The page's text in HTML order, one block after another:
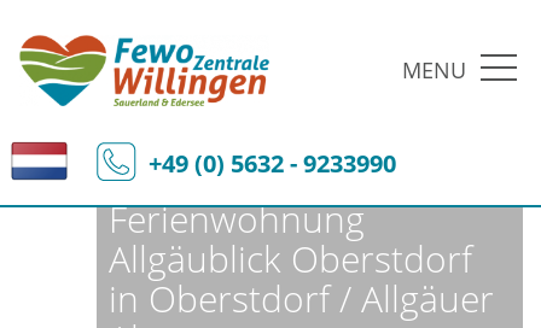
MENU
+49 (0) 5632 - 9233990
Fewo-Zentrale Willingen Ferienobjekte Fewo-Details
Ferienwohnung
Allgäublick Oberstdorf
in Oberstdorf / Allgäuer